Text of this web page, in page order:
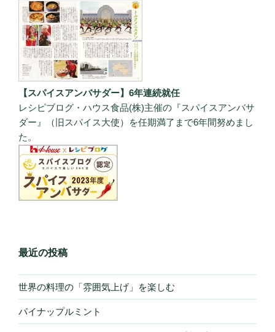
【スパイスアンバサダー】6年連続就任
レシピブログ・ハウス食品(株)主催の『スパイスアンバサ
ダー』（旧スパイス大使）を任期満了まで6年間努めまし
た。
最近の投稿
世界の料理の「雰囲気上げ」を楽しむ
パイナップルミント